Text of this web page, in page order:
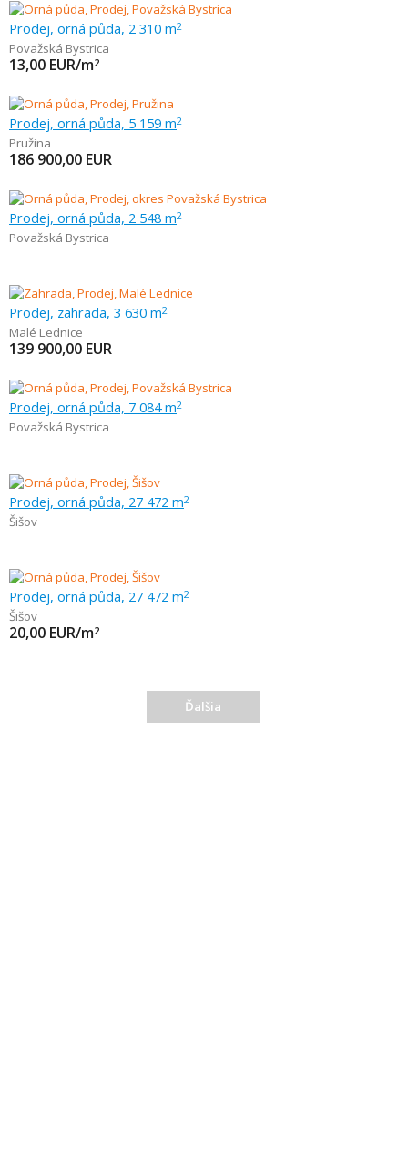
Prodej, orná půda, 2 310 m2
Považská Bystrica
13,00 EUR/m2
Prodej, orná půda, 5 159 m2
Pružina
186 900,00 EUR
Prodej, orná půda, 2 548 m2
Považská Bystrica
Prodej, zahrada, 3 630 m2
Malé Lednice
139 900,00 EUR
Prodej, orná půda, 7 084 m2
Považská Bystrica
Prodej, orná půda, 27 472 m2
Šišov
Prodej, orná půda, 27 472 m2
Šišov
20,00 EUR/m2
Ďalšia